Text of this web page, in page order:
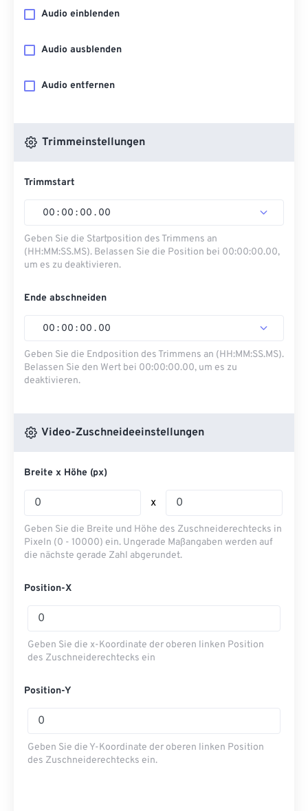
Audio einblenden
Audio ausblenden
Audio entfernen
Trimmeinstellungen
Trimmstart
00 : 00 : 00 . 00
Geben Sie die Startposition des Trimmens an
(HH:MM:SS.MS). Belassen Sie die Position bei 00:00:00.00,
um es zu deaktivieren.
Ende abschneiden
00 : 00 : 00 . 00
Geben Sie die Endposition des Trimmens an (HH:MM:SS.MS).
Belassen Sie den Wert bei 00:00:00.00, um es zu
deaktivieren.
Video-Zuschneideeinstellungen
Breite x Höhe (px)
x
Geben Sie die Breite und Höhe des Zuschneiderechtecks ​​in
Pixeln (0 - 10000) ein. Ungerade Maßangaben werden auf
die nächste gerade Zahl abgerundet.
Position-X
Geben Sie die x-Koordinate der oberen linken Position
des Zuschneiderechtecks ​​ein
Position-Y
Geben Sie die Y-Koordinate der oberen linken Position
des Zuschneiderechtecks ​​ein.